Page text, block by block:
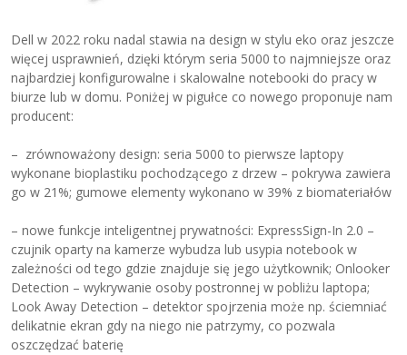
Dell w 2022 roku nadal stawia na design w stylu eko oraz jeszcze
więcej usprawnień, dzięki którym seria 5000 to najmniejsze oraz
najbardziej konfigurowalne i skalowalne notebooki do pracy w
biurze lub w domu. Poniżej w pigułce co nowego proponuje nam
producent:
– zrównoważony design: seria 5000 to pierwsze laptopy
wykonane bioplastiku pochodzącego z drzew – pokrywa zawiera
go w 21%; gumowe elementy wykonano w 39% z biomateriałów
– nowe funkcje inteligentnej prywatności: ExpressSign-In 2.0 –
czujnik oparty na kamerze wybudza lub usypia notebook w
zależności od tego gdzie znajduje się jego użytkownik; Onlooker
Detection – wykrywanie osoby postronnej w pobliżu laptopa;
Look Away Detection – detektor spojrzenia może np. ściemniać
delikatnie ekran gdy na niego nie patrzymy, co pozwala
oszczędzać baterię